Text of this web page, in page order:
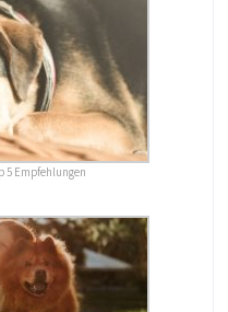
5 Empfehlungen